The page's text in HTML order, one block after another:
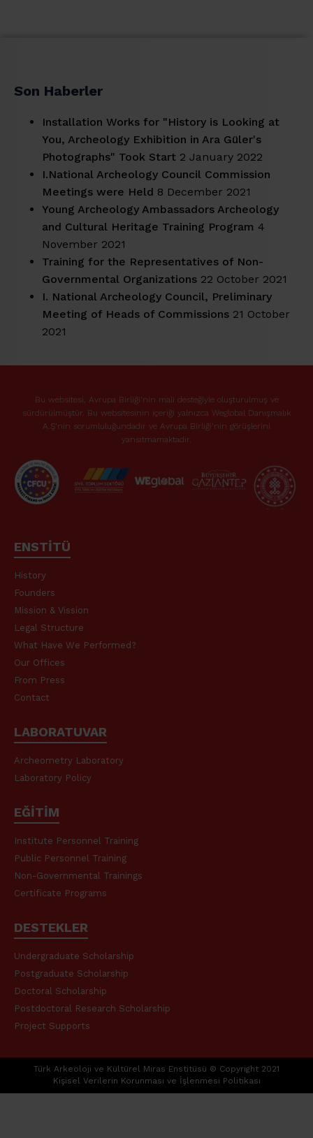
Son Haberler
Installation Works for "History is Looking at
You, Archeology Exhibition in Ara Güler's
Photographs" Took Start 2 January 2022
I.National Archeology Council Commission
Meetings were Held 8 December 2021
Young Archeology Ambassadors Archeology
and Cultural Heritage Training Program 4
November 2021
Training for the Representatives of Non-
Governmental Organizations 22 October 2021
I. National Archeology Council, Preliminary
Meeting of Heads of Commissions 21 October
2021
Bu websitesi, Avrupa Birliği'nin mali desteğiyle oluşturulmuş ve
sürdürülmüştür. Bu websitesinin içeriği yalnızca Weglobal Danışmalık
A.Ş'nin sorumluluğundadır ve Avrupa Birliği'nin görüşlerini
yansıtmamaktadır.
ENSTİTÜ
History
Founders
Mission & Vission
Legal Structure
What Have We Performed?
Our Offices
From Press
Contact
LABORATUVAR
Archeometry Laboratory
Laboratory Policy
EĞİTİM
Institute Personnel Training
Public Personnel Training
Non-Governmental Trainings
Certificate Programs
DESTEKLER
Undergraduate Scholarship
Postgraduate Scholarship
Doctoral Scholarship
Postdoctoral Research Scholarship
Project Supports
Türk Arkeoloji ve Kültürel Miras Enstitüsü ©️ Copyright 2021
Kişisel Verilerin Korunması ve İşlenmesi Politikası